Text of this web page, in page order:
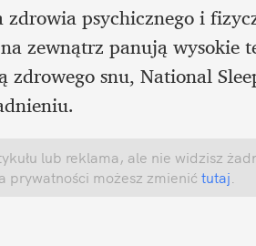
psychicznego i
zewnątrz panują wysokie
snu, National
lub reklama, ale nie widzisz
prywatności możesz zmienić tutaj